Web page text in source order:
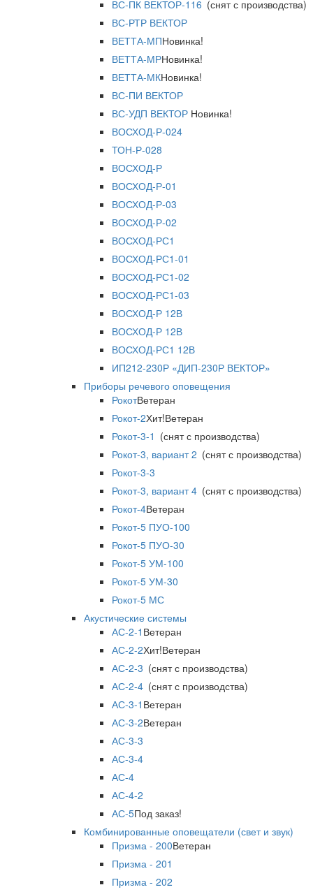
ВС-ПК ВЕКТОР-116 (снят с производства)
ВС-РТР ВЕКТОР
ВЕТТА-МПНовинка!
ВЕТТА-МРНовинка!
ВЕТТА-МКНовинка!
ВС-ПИ ВЕКТОР
ВС-УДП ВЕКТОР Новинка!
ВОСХОД-Р-024
ТОН-Р-028
ВОСХОД-Р
ВОСХОД-Р-01
ВОСХОД-Р-03
ВОСХОД-Р-02
ВОСХОД-РС1
ВОСХОД-РС1-01
ВОСХОД-РС1-02
ВОСХОД-РС1-03
ВОСХОД-Р 12В
ВОСХОД-Р 12В
ВОСХОД-РС1 12В
ИП212-230Р «ДИП-230Р ВЕКТОР»
Приборы речевого оповещения
РокотВетеран
Рокот-2Хит!Ветеран
Рокот-3-1 (снят с производства)
Рокот-3, вариант 2 (снят с производства)
Рокот-3-3
Рокот-3, вариант 4 (снят с производства)
Рокот-4Ветеран
Рокот-5 ПУО-100
Рокот-5 ПУО-30
Рокот-5 УМ-100
Рокот-5 УМ-30
Рокот-5 МС
Акустические системы
АС-2-1 Ветеран
АС-2-2Хит!Ветеран
АС-2-3 (снят с производства)
АС-2-4 (снят с производства)
АС-3-1 Ветеран
АС-3-2Ветеран
АС-3-3
АС-3-4
АС-4
АС-4-2
АС-5Под заказ!
Комбинированные оповещатели (свет и звук)
Призма - 200Ветеран
Призма - 201
Призма - 202